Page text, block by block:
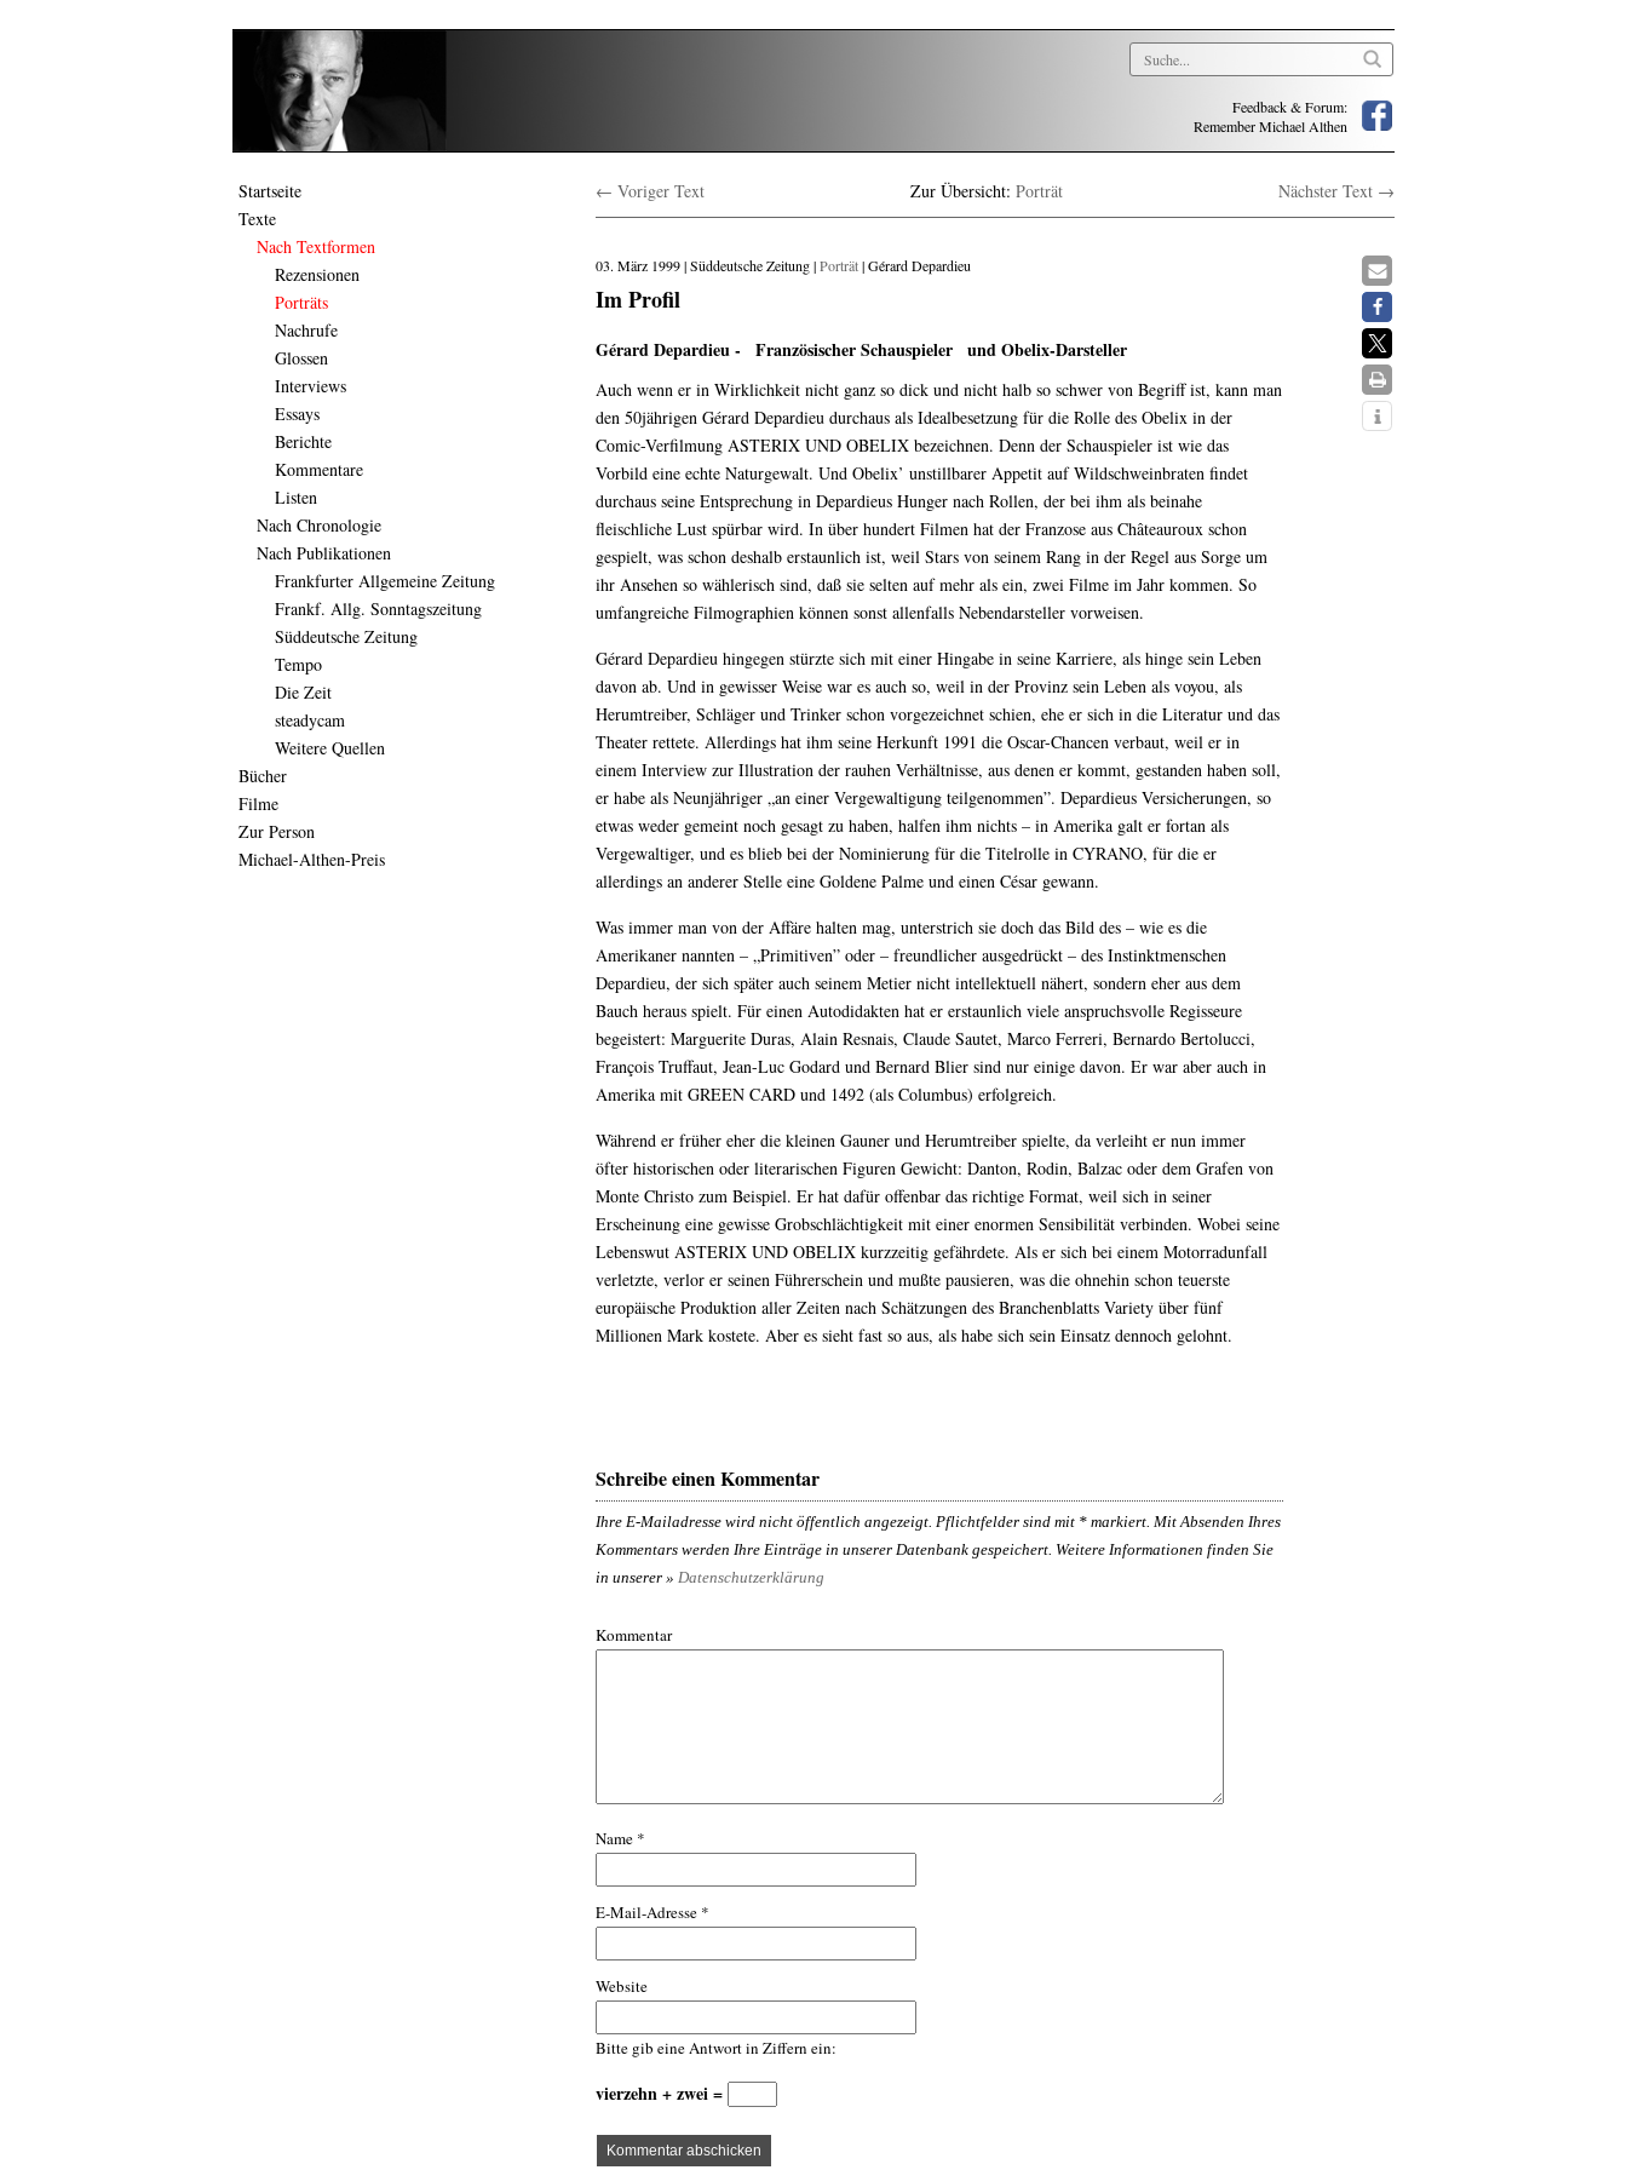
Feedback & Forum:
Remember Michael Althen
Startseite
Texte
Nach Textformen
Rezensionen
Porträts
Nachrufe
Glossen
Interviews
Essays
Berichte
Kommentare
Listen
Nach Chronologie
Nach Publikationen
Frankfurter Allgemeine Zeitung
Frankf. Allg. Sonntagszeitung
Süddeutsche Zeitung
Tempo
Die Zeit
steadycam
Weitere Quellen
Bücher
Filme
Zur Person
Michael-Althen-Preis
← Voriger Text Zur Übersicht: Porträt Nächster Text →
03. März 1999 | Süddeutsche Zeitung |Porträt| Gérard Depardieu
Im Profil
Gérard Depardieu - Französischer Schauspieler und Obelix-Darsteller
Auch wenn er in Wirklichkeit nicht ganz so dick und nicht halb so schwer von Begriff ist, kann man
den 50jährigen Gérard Depardieu durchaus als Idealbesetzung für die Rolle des Obelix in der
Comic-Verfilmung ASTERIX UND OBELIX bezeichnen. Denn der Schauspieler ist wie das
Vorbild eine echte Naturgewalt. Und Obelix’ unstillbarer Appetit auf Wildschweinbraten findet
durchaus seine Entsprechung in Depardieus Hunger nach Rollen, der bei ihm als beinahe
fleischliche Lust spürbar wird. In über hundert Filmen hat der Franzose aus Châteauroux schon
gespielt, was schon deshalb erstaunlich ist, weil Stars von seinem Rang in der Regel aus Sorge um
ihr Ansehen so wählerisch sind, daß sie selten auf mehr als ein, zwei Filme im Jahr kommen. So
umfangreiche Filmographien können sonst allenfalls Nebendarsteller vorweisen.
Gérard Depardieu hingegen stürzte sich mit einer Hingabe in seine Karriere, als hinge sein Leben
davon ab. Und in gewisser Weise war es auch so, weil in der Provinz sein Leben als voyou, als
Herumtreiber, Schläger und Trinker schon vorgezeichnet schien, ehe er sich in die Literatur und das
Theater rettete. Allerdings hat ihm seine Herkunft 1991 die Oscar-Chancen verbaut, weil er in
einem Interview zur Illustration der rauhen Verhältnisse, aus denen er kommt, gestanden haben soll,
er habe als Neunjähriger „an einer Vergewaltigung teilgenommen”. Depardieus Versicherungen, so
etwas weder gemeint noch gesagt zu haben, halfen ihm nichts – in Amerika galt er fortan als
Vergewaltiger, und es blieb bei der Nominierung für die Titelrolle in CYRANO, für die er
allerdings an anderer Stelle eine Goldene Palme und einen César gewann.
Was immer man von der Affäre halten mag, unterstrich sie doch das Bild des – wie es die
Amerikaner nannten – „Primitiven” oder – freundlicher ausgedrückt – des Instinktmenschen
Depardieu, der sich später auch seinem Metier nicht intellektuell nähert, sondern eher aus dem
Bauch heraus spielt. Für einen Autodidakten hat er erstaunlich viele anspruchsvolle Regisseure
begeistert: Marguerite Duras, Alain Resnais, Claude Sautet, Marco Ferreri, Bernardo Bertolucci,
François Truffaut, Jean-Luc Godard und Bernard Blier sind nur einige davon. Er war aber auch in
Amerika mit GREEN CARD und 1492 (als Columbus) erfolgreich.
Während er früher eher die kleinen Gauner und Herumtreiber spielte, da verleiht er nun immer
öfter historischen oder literarischen Figuren Gewicht: Danton, Rodin, Balzac oder dem Grafen von
Monte Christo zum Beispiel. Er hat dafür offenbar das richtige Format, weil sich in seiner
Erscheinung eine gewisse Grobschlächtigkeit mit einer enormen Sensibilität verbinden. Wobei seine
Lebenswut ASTERIX UND OBELIX kurzzeitig gefährdete. Als er sich bei einem Motorradunfall
verletzte, verlor er seinen Führerschein und mußte pausieren, was die ohnehin schon teuerste
europäische Produktion aller Zeiten nach Schätzungen des Branchenblatts Variety über fünf
Millionen Mark kostete. Aber es sieht fast so aus, als habe sich sein Einsatz dennoch gelohnt.
Schreibe einen Kommentar
Ihre E-Mailadresse wird nicht öffentlich angezeigt. Pflichtfelder sind mit * markiert. Mit Absenden Ihres
Kommentars werden Ihre Einträge in unserer Datenbank gespeichert. Weitere Informationen finden Sie
in unserer » Datenschutzerklärung
Kommentar
Name *
E-Mail-Adresse *
Website
Bitte gib eine Antwort in Ziffern ein:
vierzehn + zwei =